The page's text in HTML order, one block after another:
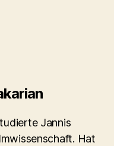
Jannis
Hat